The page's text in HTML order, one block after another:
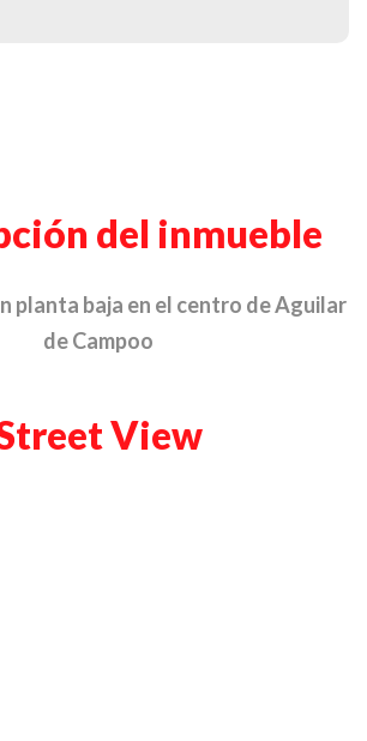
del inmueble
planta baja en el centro de Aguilar
de Campoo
View